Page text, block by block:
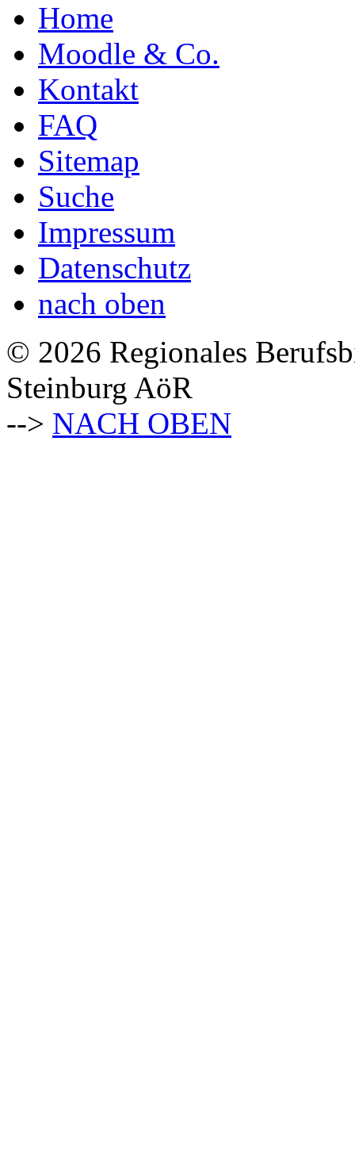
Home
Moodle & Co.
Kontakt
FAQ
Sitemap
Suche
Impressum
Datenschutz
nach oben
© 2026 Regionales
Steinburg AöR
--> NACH OBEN